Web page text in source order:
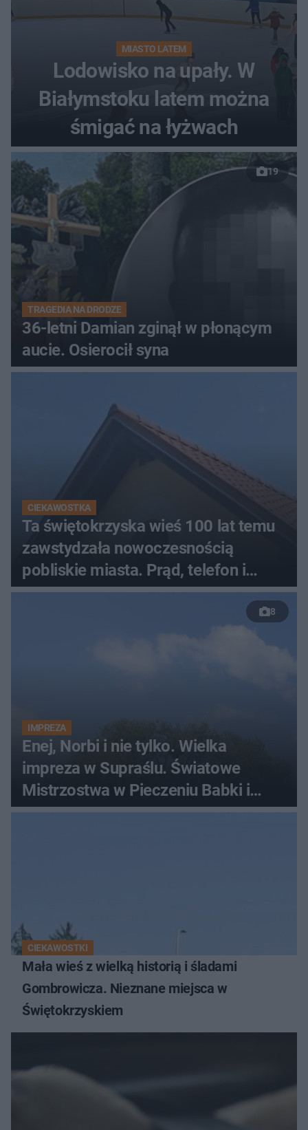
MIASTO LATEM
Lodowisko na upały. W
Białymstoku latem można
śmigać na łyżwach
19
TRAGEDIA NA DRODZE
36-letni Damian zginął w płonącym
aucie. Osierocił syna
CIEKAWOSTKA
Ta świętokrzyska wieś 100 lat temu
zawstydzała nowoczesnością
pobliskie miasta. Prąd, telefon i
luksusowa auta
8
IMPREZA
Enej, Norbi i nie tylko. Wielka
impreza w Supraślu. Światowe
Mistrzostwa w Pieczeniu Babki i
Kiszki Ziemniaczanej
CIEKAWOSTKI
Mała wieś z wielką historią i śladami
Gombrowicza. Nieznane miejsca w
Świętokrzyskiem